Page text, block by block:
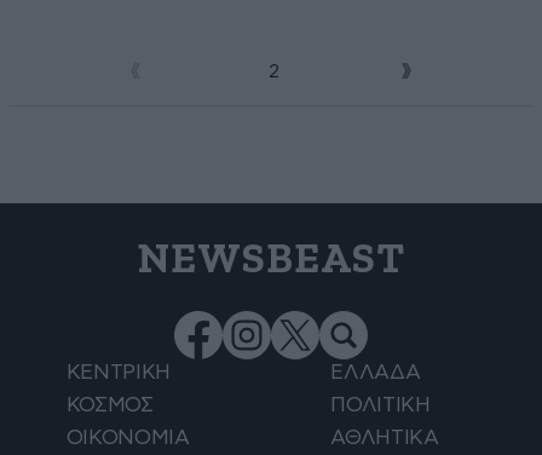
2
NEWSBEAST
ΚΕΝΤΡΙΚΗ
ΕΛΛΑΔΑ
ΚΟΣΜΟΣ
ΠΟΛΙΤΙΚΗ
ΟΙΚΟΝΟΜΙΑ
ΑΘΛΗΤΙΚΑ